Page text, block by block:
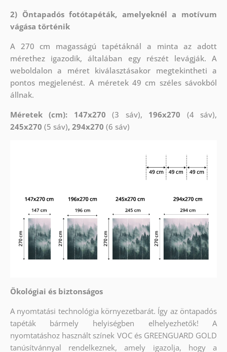
2) Öntapadós fotótapéták, amelyeknél a motívum
vágása történik
A 270 cm magasságú tapétáknál a minta az adott
mérethez igazodik, általában egy részét levágják. A
weboldalon a méret kiválasztásakor megtekintheti a
pontos megjelenést. A méretek 49 cm széles sávokból
állnak.
Méretek (cm): 147x270 (3 sáv), 196x270 (4 sáv),
245x270 (5 sáv), 294x270 (6 sáv)
Ökológiai és biztonságos
A nyomtatási technológia környezetbarát. Így az öntapadós
tapéták bármely helyiségben elhelyezhetők! A
nyomtatáshoz használt színek VOC és GREENGUARD GOLD
tanúsítvánnyal rendelkeznek, amely igazolja, hogy a